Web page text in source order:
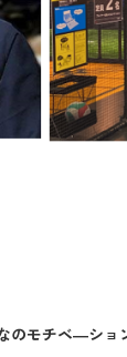
モチベ―ショ